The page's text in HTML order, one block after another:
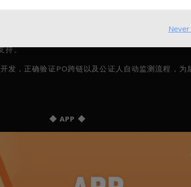
区块链回滚可能导致的NFT跨链数据不一致情况下
NFT合约功能进行跨链适配性修改并反馈，完成合
持。
发，正确验证PO跨链以及公证人自动监测流程，
◆ APP ◆